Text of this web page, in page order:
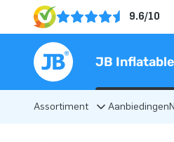
9.6/10
JB
Assortiment Aanbiedingen